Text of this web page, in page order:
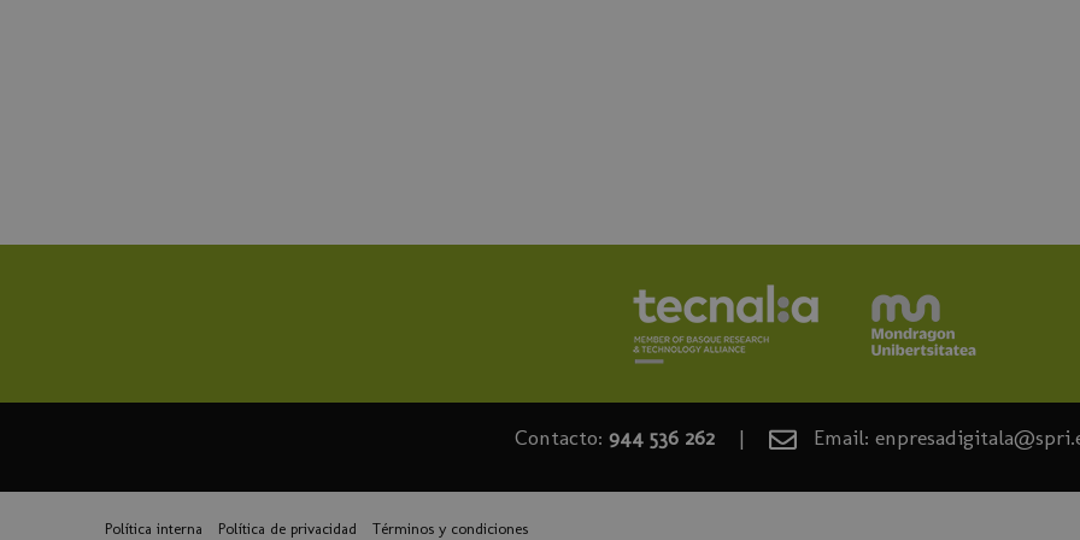
Contacto: 944 536 262 | Email:
Política interna Política de privacidad Términos y condiciones